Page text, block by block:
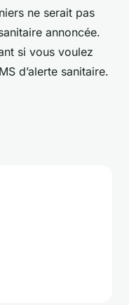
ne serait pas
annoncée.
si vous voulez
d’alerte sanitaire.